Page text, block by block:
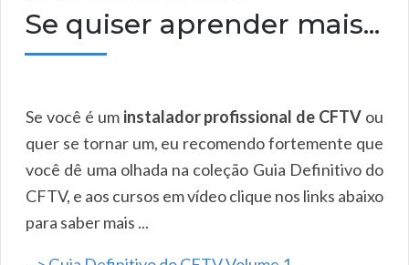
Se quiser aprender mais...
Se você é um instalador profissional de CFTV ou
quer se tornar um, eu recomendo fortemente que
você dê uma olhada na coleção Guia Definitivo do
CFTV, e aos cursos em vídeo clique nos links abaixo
para saber mais ...